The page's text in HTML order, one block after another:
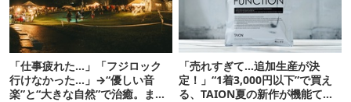
「仕事疲れた…」「フジロック
行けなかった…」→“優しい音
楽”と“大きな自然”で治癒。まだ
「売れすぎて…追加生産が決
定！」“1着3,000円以下”で買え
る、TAION夏の新作が機能てん